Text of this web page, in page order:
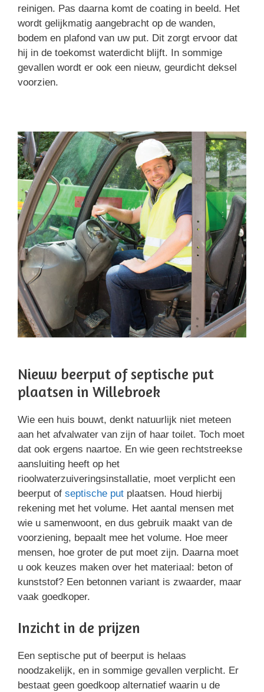
reinigen. Pas daarna komt de coating in beeld. Het
wordt gelijkmatig aangebracht op de wanden,
bodem en plafond van uw put. Dit zorgt ervoor dat
hij in de toekomst waterdicht blijft. In sommige
gevallen wordt er ook een nieuw, geurdicht deksel
voorzien.
Nieuw beerput of septische put
plaatsen in Willebroek
Wie een huis bouwt, denkt natuurlijk niet meteen
aan het afvalwater van zijn of haar toilet. Toch moet
dat ook ergens naartoe. En wie geen rechtstreekse
aansluiting heeft op het
rioolwaterzuiveringsinstallatie, moet verplicht een
beerput of septische put plaatsen. Houd hierbij
rekening met het volume. Het aantal mensen met
wie u samenwoont, en dus gebruik maakt van de
voorziening, bepaalt mee het volume. Hoe meer
mensen, hoe groter de put moet zijn. Daarna moet
u ook keuzes maken over het materiaal: beton of
kunststof? Een betonnen variant is zwaarder, maar
vaak goedkoper.
Inzicht in de prijzen
Een septische put of beerput is helaas
noodzakelijk, en in sommige gevallen verplicht. Er
bestaat geen goedkoop alternatief waarin u de